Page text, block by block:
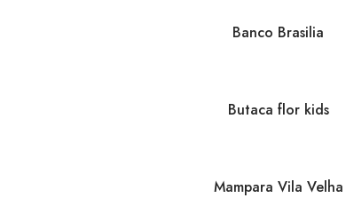
Banco Brasilia
Butaca flor kids
Mampara Vila Velha